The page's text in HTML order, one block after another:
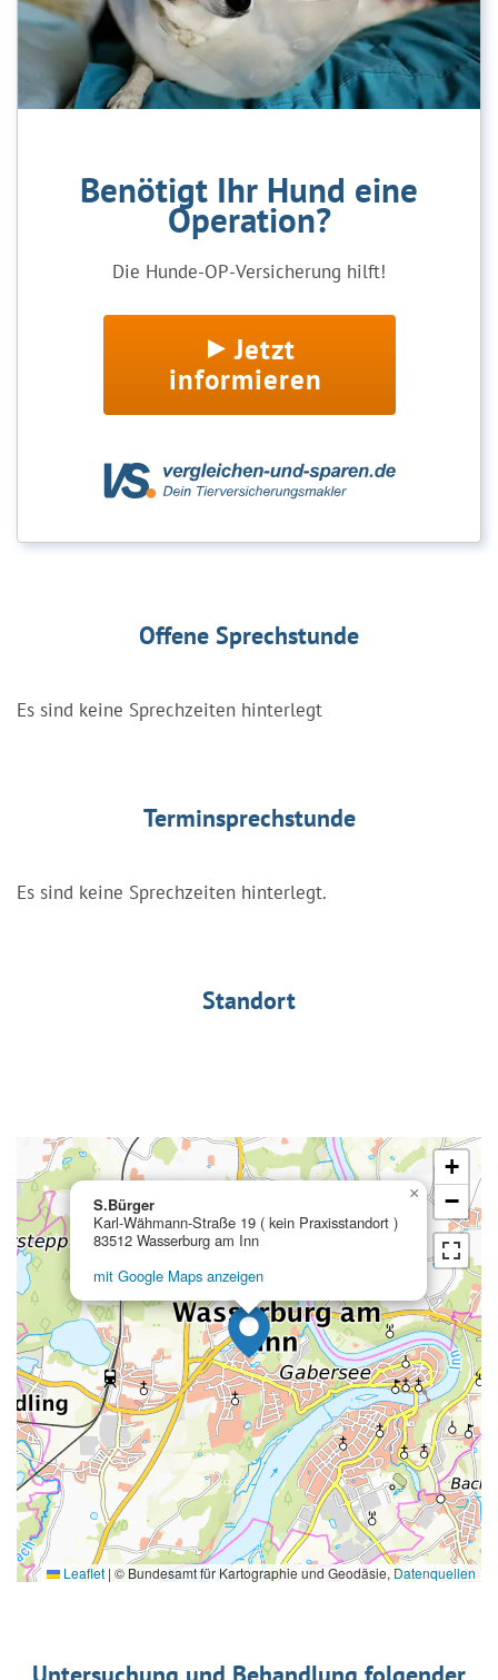
Benötigt Ihr Hund eine
Operation?
Die Hunde-OP-Versicherung hilft!
Jetzt
informieren
Offene Sprechstunde
Es sind keine Sprechzeiten hinterlegt
Terminsprechstunde
Es sind keine Sprechzeiten hinterlegt.
Standort
S.Bürger
Karl-Wähmann-Straße 19 ( kein Praxisstandort )
83512 Wasserburg am Inn
mit Google Maps anzeigen
×
+
−
Leaflet | © Bundesamt für Kartographie und Geodäsie,Datenquellen